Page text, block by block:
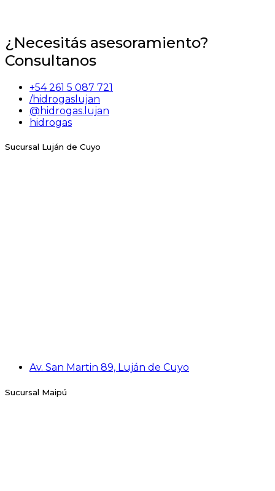
¿Necesitás asesoramiento?
Consultanos
+54 261 5 087 721
/hidrogaslujan
@hidrogas.lujan
hidrogas
Sucursal Luján de Cuyo
Av. San Martin 89, Luján de Cuyo
Sucursal Maipú